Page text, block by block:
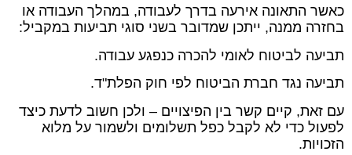
כאשר התאונה אירעה בדרך לעבודה, במהלך העבודה או
בחזרה ממנה, ייתכן שמדובר בשני סוגי תביעות במקביל:
תביעה לביטוח לאומי להכרה כנפגע עבודה.
תביעה נגד חברת הביטוח לפי חוק הפלת"ד.
עם זאת, קיים קשר בין הפיצויים – ולכן חשוב לדעת כיצד
לפעול כדי לא לקבל כפל תשלומים ולשמור על מלוא
הזכויות.